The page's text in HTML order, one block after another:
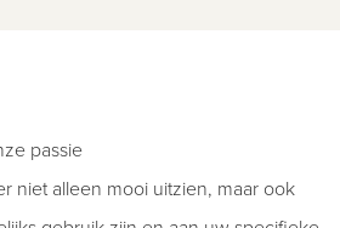
passie
niet alleen mooi uitzien, maar ook